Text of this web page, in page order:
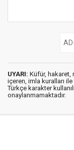
UYARI: Küfür, hakaret,
içeren, imla kuralları ile
Türkçe karakter
onaylanmamaktadır.